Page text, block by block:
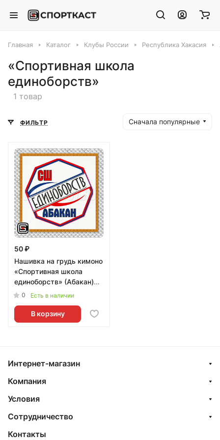
Главная Каталог Клубы России Республика Хакасия
«Спортивная школа
единоборств»
1 товар
ФИЛЬТР Сначала популярные
50 ₽
Нашивка на грудь кимоно
«Спортивная школа
единоборств» (Абакан)
001w
0 Есть в наличии
В корзину
Интернет-магазин
Компания
Условия
Сотрудничество
Контакты